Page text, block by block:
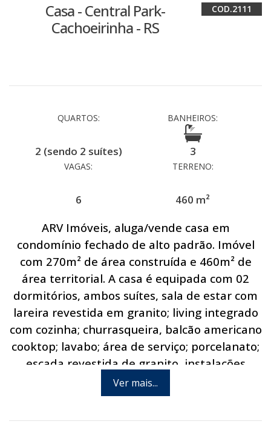
Casa - Central Park-
Cachoeirinha - RS
2111
QUARTOS:
2 (sendo 2 suítes)
BANHEIROS:
3
VAGAS:
6
TERRENO:
460 m²
ARV Imóveis, aluga/vende casa em
condomínio fechado de alto padrão. Imóvel
com 270m² de área construída e 460m² de
área territorial. A casa é equipada com 02
dormitórios, ambos suítes, sala de estar com
lareira revestida em granito; living integrado
com cozinha; churrasqueira, balcão americano
cooktop; lavabo; área de serviço; porcelanato;
escada revestida de granito, instalações
elétricas e iluminações modernas de led,
sacada, paisagismo pronto e com iluminação
Ver mais...